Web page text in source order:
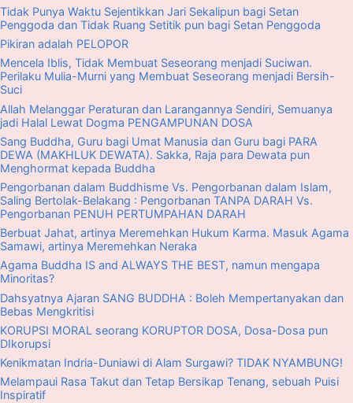
Tidak Punya Waktu Sejentikkan Jari Sekalipun bagi Setan
Penggoda dan Tidak Ruang Setitik pun bagi Setan Penggoda
Pikiran adalah PELOPOR
Mencela Iblis, Tidak Membuat Seseorang menjadi Suciwan.
Perilaku Mulia-Murni yang Membuat Seseorang menjadi Bersih-
Suci
Allah Melanggar Peraturan dan Larangannya Sendiri, Semuanya
jadi Halal Lewat Dogma PENGAMPUNAN DOSA
Sang Buddha, Guru bagi Umat Manusia dan Guru bagi PARA
DEWA (MAKHLUK DEWATA). Sakka, Raja para Dewata pun
Menghormat kepada Buddha
Pengorbanan dalam Buddhisme Vs. Pengorbanan dalam Islam,
Saling Bertolak-Belakang : Pengorbanan TANPA DARAH Vs.
Pengorbanan PENUH PERTUMPAHAN DARAH
Berbuat Jahat, artinya Meremehkan Hukum Karma. Masuk Agama
Samawi, artinya Meremehkan Neraka
Agama Buddha IS and ALWAYS THE BEST, namun mengapa
Minoritas?
Dahsyatnya Ajaran SANG BUDDHA : Boleh Mempertanyakan dan
Bebas Mengkritisi
KORUPSI MORAL seorang KORUPTOR DOSA, Dosa-Dosa pun
DIkorupsi
Kenikmatan Indria-Duniawi di Alam Surgawi? TIDAK NYAMBUNG!
Melampaui Rasa Takut dan Tetap Bersikap Tenang, sebuah Puisi
Inspiratif